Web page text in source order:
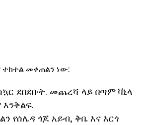
መቀጠልን ነው:
ደበደቡት. መጨረሻ ላይ በጣም ቫኒላ
የሰሌዳ ጎጆ አይብ, ቅቤ እና እርጎ